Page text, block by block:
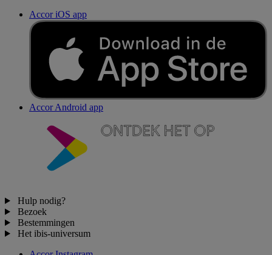
Accor iOS app
Accor Android app
Hulp nodig?
Bezoek
Bestemmingen
Het ibis-universum